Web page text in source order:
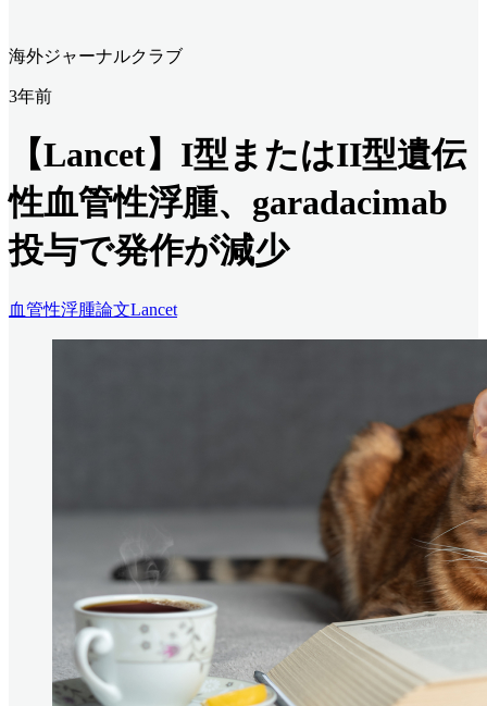
海外ジャーナルクラブ
3年前
【Lancet】I型またはII型遺伝
性血管性浮腫、garadacimab
投与で発作が減少
血管性浮腫論文Lancet